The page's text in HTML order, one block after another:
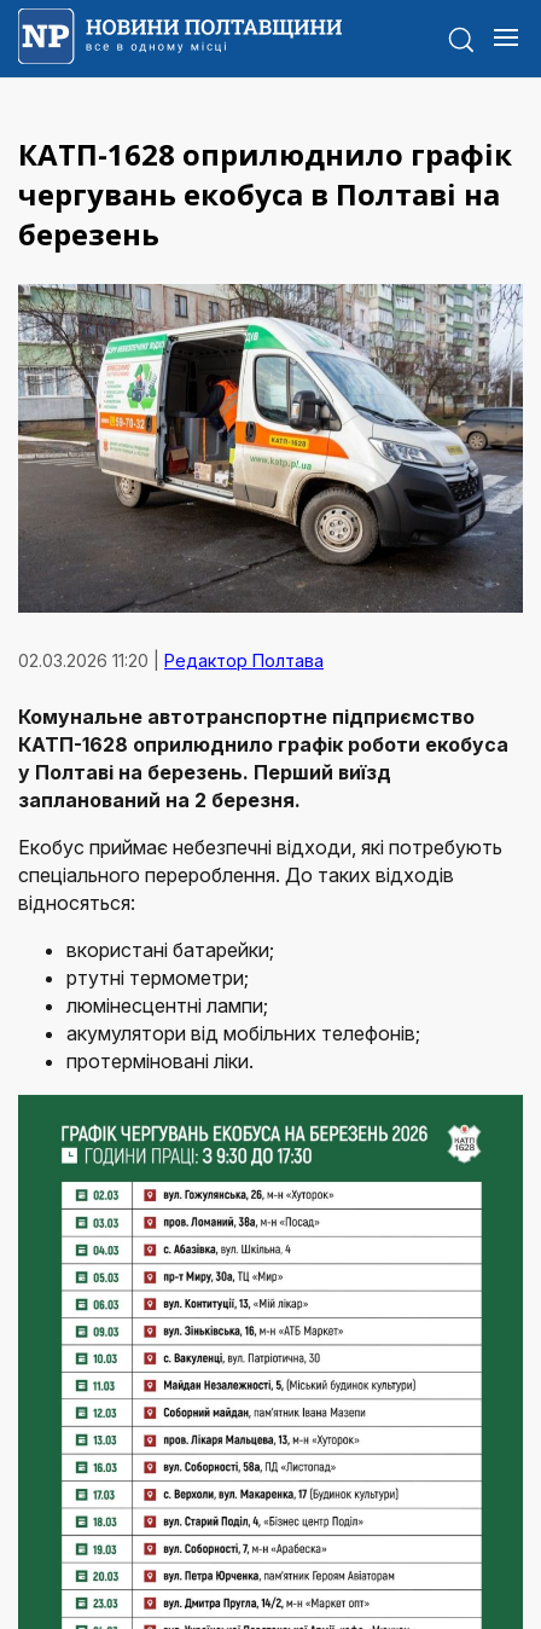
КАТП-1628 оприлюднило графік
чергувань екобуса в Полтаві на
березень
02.03.2026 11:20 | Редактор Полтава
Комунальне автотранспортне підприємство
КАТП-1628 оприлюднило графік роботи екобуса
у Полтаві на березень. Перший виїзд
запланований на 2 березня.
Екобус приймає небезпечні відходи, які потребують
спеціального перероблення. До таких відходів
відносяться:
вкористані батарейки;
ртутні термометри;
люмінесцентні лампи;
акумулятори від мобільних телефонів;
протерміновані ліки.